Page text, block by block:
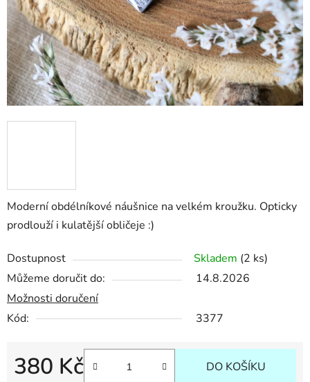
Moderní obdélníkové náušnice na velkém kroužku. Opticky
prodlouží i kulatější obličeje :)
Dostupnost Skladem (2 ks)
Můžeme doručit do:
14.8.2026
Možnosti doručení
Kód:
3377
380 Kč DO KOŠÍKU